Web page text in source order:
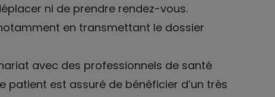
ni de prendre rendez-vous.
en transmettant le dossier
avec des professionnels de santé
patient est assuré de bénéficier d’un très